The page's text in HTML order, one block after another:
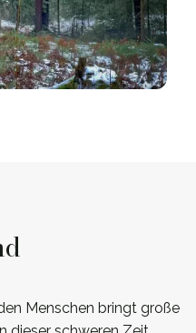
Menschen bringt große